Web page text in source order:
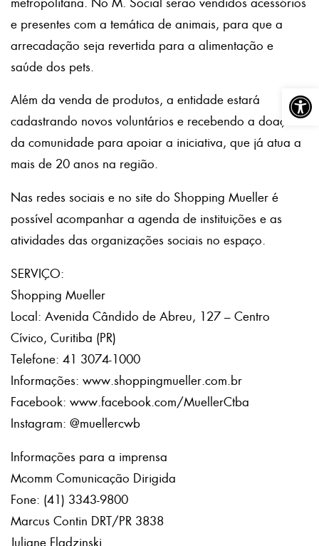
Abrir
e presentes com a temática de animais, para que a
arrecadação seja revertida para a alimentação e
saúde dos pets.
Além da venda de produtos, a entidade estará
cadastrando novos voluntários e recebendo a doação
da comunidade para apoiar a iniciativa, que já atua a
mais de 20 anos na região.
Nas redes sociais e no site do Shopping Mueller é
possível acompanhar a agenda de instituições e as
atividades das organizações sociais no espaço.
SERVIÇO:
Shopping Mueller
Local: Avenida Cândido de Abreu, 127 – Centro
Cívico, Curitiba (PR)
Telefone: 41 3074-1000
Informações: www.shoppingmueller.com.br
Facebook: www.facebook.com/MuellerCtba
Instagram: @muellercwb
Informações para a imprensa
Mcomm Comunicação Dirigida
Fone: (41) 3343-9800
Marcus Contin DRT/PR 3838
Juliane Fladzinski